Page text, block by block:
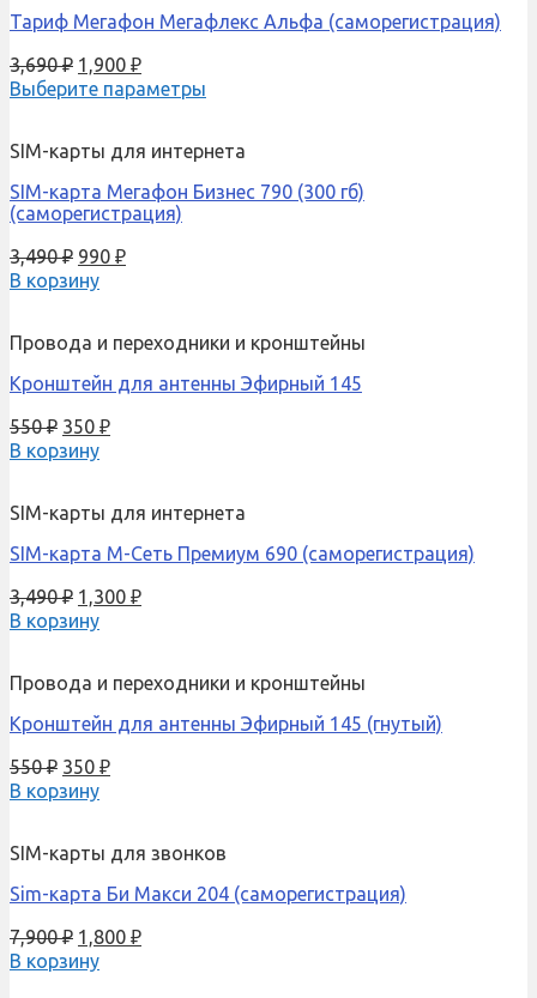
Тариф Мегафон Мегафлекс Альфа (саморегистрация)
3,690₽ 1,900 ₽
Выберите параметры
SIM-карты для интернета
SIM-карта Мегафон Бизнес 790 (300 гб)
(саморегистрация)
3,490₽ 990 ₽
В корзину
Провода и переходники и кронштейны
Кронштейн для антенны Эфирный 145
550₽ 350 ₽
В корзину
SIM-карты для интернета
SIM-карта М-Сеть Премиум 690 (саморегистрация)
3,490₽ 1,300 ₽
В корзину
Провода и переходники и кронштейны
Кронштейн для антенны Эфирный 145 (гнутый)
550₽ 350 ₽
В корзину
SIM-карты для звонков
Sim-карта Би Макси 204 (саморегистрация)
7,900₽ 1,800 ₽
В корзину